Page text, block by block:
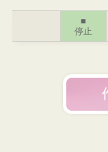
■
停止